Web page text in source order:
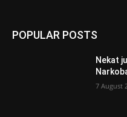
POPULAR POSTS
Nekat
7 August